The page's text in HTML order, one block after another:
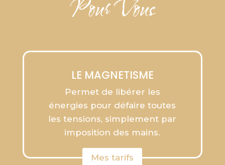
Pour Vous
LE MAGNETISME
Permet de libérer les
énergies pour défaire toutes
les tensions, simplement par
imposition des mains.
Mes tarifs